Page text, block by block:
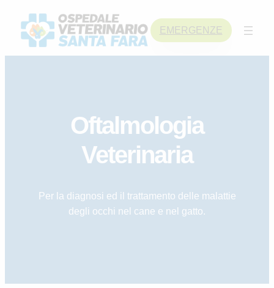
content
EMERGENZE
Oftalmologia
Veterinaria
Per la diagnosi ed il trattamento delle malattie
degli occhi nel cane e nel gatto.